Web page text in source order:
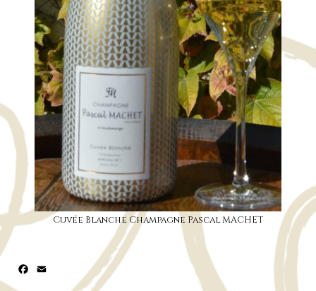
Cuvée Blanche Champagne Pascal MACHET
Facebook